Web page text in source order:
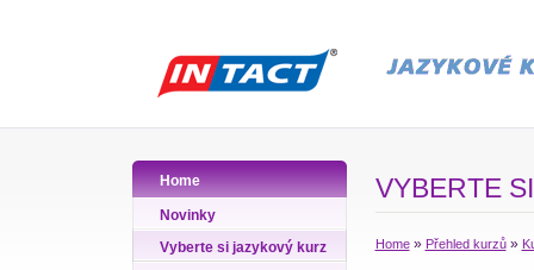
Home
Novinky
Vyberte si jazykový kurz
VYBERTE
Home» Přehled kurzů»